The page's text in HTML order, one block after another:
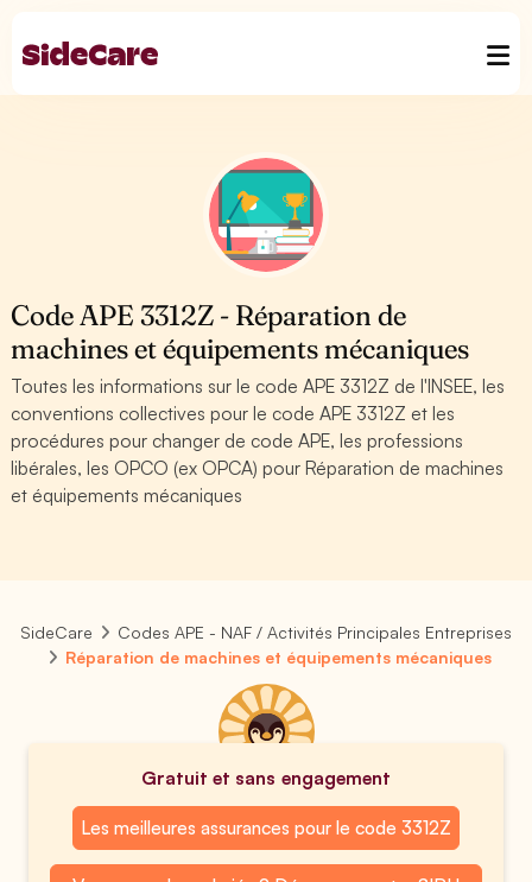
Code APE 3312Z - Réparation de
machines et équipements mécaniques
Toutes les informations sur le code APE 3312Z de l'INSEE, les
conventions collectives pour le code APE 3312Z et les
procédures pour changer de code APE, les professions
libérales, les OPCO (ex OPCA) pour Réparation de machines
et équipements mécaniques
SideCare
Codes APE - NAF / Activités Principales Entreprises
Réparation de machines et équipements mécaniques
Gratuit et sans engagement
Les meilleures assurances pour le code 3312Z